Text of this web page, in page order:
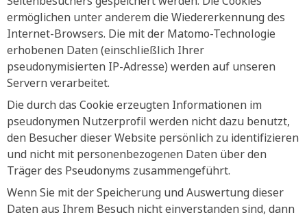
ermöglichen unter anderem die Wiedererkennung des
Internet-Browsers. Die mit der Matomo-Technologie
erhobenen Daten (einschließlich Ihrer
pseudonymisierten IP-Adresse) werden auf unseren
Servern verarbeitet.
Die durch das Cookie erzeugten Informationen im
pseudonymen Nutzerprofil werden nicht dazu benutzt,
den Besucher dieser Website persönlich zu identifizieren
und nicht mit personenbezogenen Daten über den
Träger des Pseudonyms zusammengeführt.
Wenn Sie mit der Speicherung und Auswertung dieser
Daten aus Ihrem Besuch nicht einverstanden sind, dann